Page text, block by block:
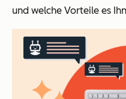
und welche Vorteile es